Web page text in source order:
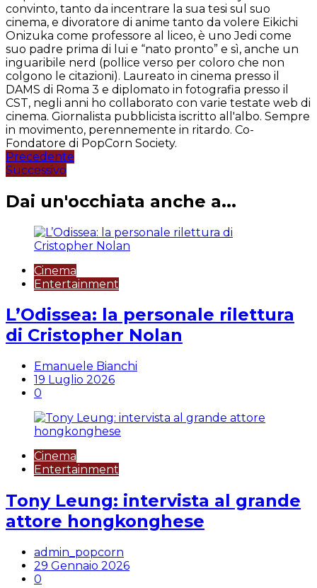
convinto, tanto da incentrare la sua tesi sul suo
cinema, e divoratore di anime tanto da volere Eikichi
Onizuka come professore al liceo, è uno Jedi come
suo padre prima di lui e “nato pronto” e sì, anche un
inguaribile nerd (pollice verso per coloro che non
colgono le citazioni). Laureato in cinema presso il
DAMS di Roma 3 e diplomato in fotografia presso il
CST, negli anni ho collaborato con varie testate web di
cinema. Giornalista pubblicista iscritto all'albo. Sempre
in movimento, perennemente in ritardo. Co-
Fondatore di PopCorn Society.
Navigazione
articoli
Precedente
Successivo
Dai un'occhiata anche a...
Cinema
Entertainment
L’Odissea: la personale rilettura
di Cristopher Nolan
Emanuele Bianchi
19 Luglio 2026
0
Cinema
Entertainment
Tony Leung: intervista al grande
attore hongkonghese
admin_popcorn
29 Gennaio 2026
0